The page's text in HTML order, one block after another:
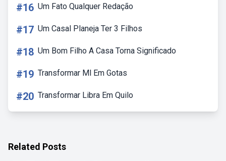
#16 Um Fato Qualquer Redação
#17 Um Casal Planeja Ter 3 Filhos
#18 Um Bom Filho A Casa Torna Significado
#19 Transformar Ml Em Gotas
#20 Transformar Libra Em Quilo
Related Posts